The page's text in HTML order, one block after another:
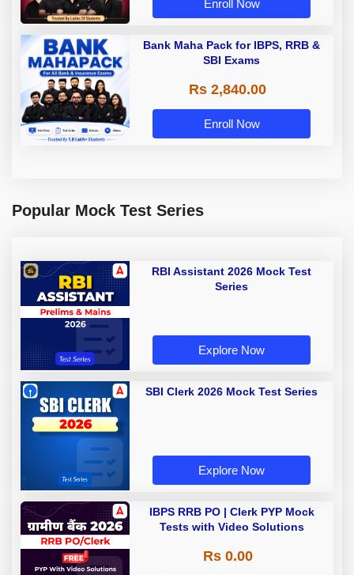
Enroll Now
Bank Maha Pack for IBPS, RRB &
SBI Exams
Rs 2,840.00
Enroll Now
Popular Mock Test Series
RBI Assistant 2026 Mock Test
Series
Explore Now
SBI Clerk 2026 Mock Test Series
Explore Now
IBPS RRB PO | Clerk PYP Mock
Tests with Video Solutions
Rs 0.00